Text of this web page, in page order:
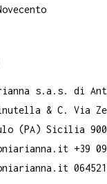
s.a.s. di
& C. Via
(PA) Sicilia
+39